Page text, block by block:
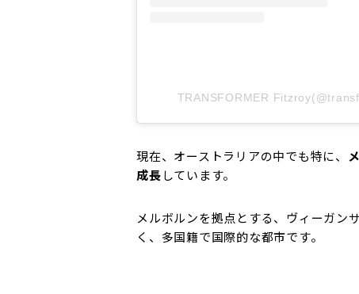
TRANSFORMER
現在、オーストラリアの中でも特に、
成長しています。
メルボルンを拠点とする、ヴィーガン
く、多国籍で国際的な都市です。